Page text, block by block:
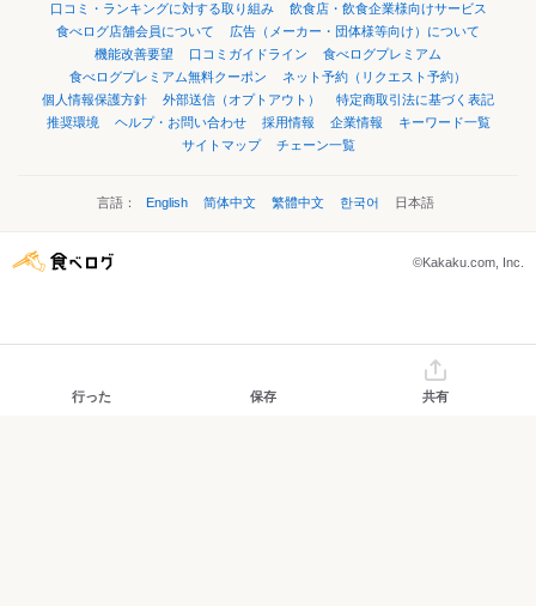
口コミ・ランキングに対する取り組み
飲食店・飲食企業様向けサービス
食べログ店舗会員について
広告（メーカー・団体様等向け）について
機能改善要望
口コミガイドライン
食べログプレミアム
食べログプレミアム無料クーポン
ネット予約（リクエスト予約）
個人情報保護方針
外部送信（オプトアウト）
特定商取引法に基づく表記
推奨環境
ヘルプ・お問い合わせ 採用情報 企業情報
キーワード一覧
サイトマップ
チェーン一覧
言語： English 简体中文 繁體中文 한국어 日本語
©Kakaku.com, Inc.
行った 保存 共有